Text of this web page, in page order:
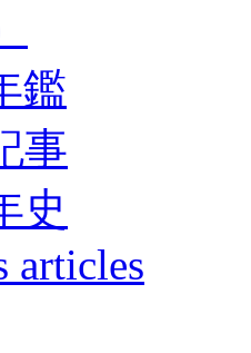
鑑
事
史
articles